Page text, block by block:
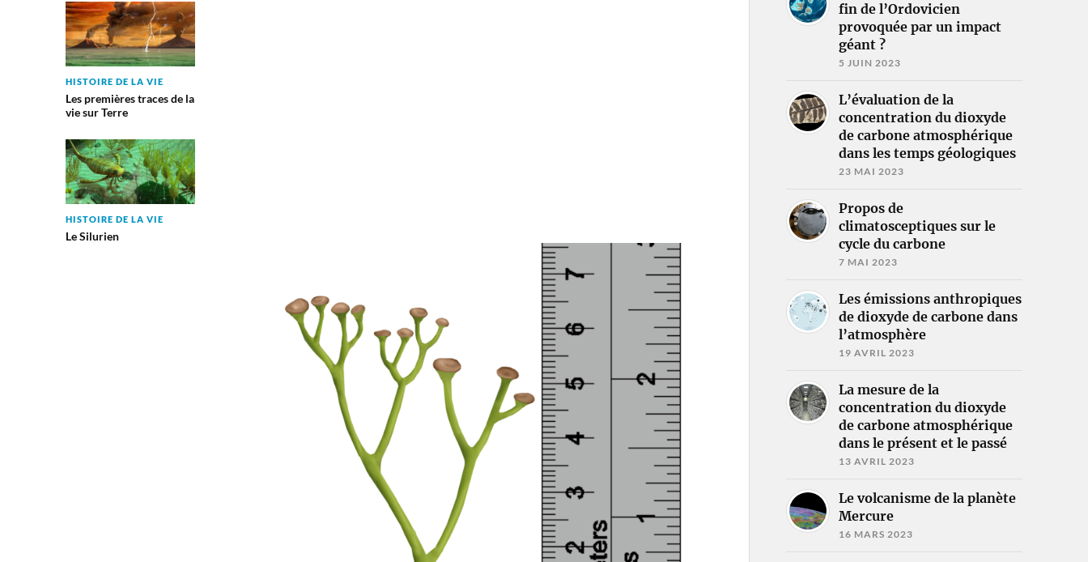
HISTOIRE DE LA VIE
Les premières traces de la
vie sur Terre
HISTOIRE DE LA VIE
Le Silurien
fin de l’Ordovicien
provoquée par un impact
géant ?
5 JUIN 2023
L’évaluation de la
concentration du dioxyde
de carbone atmosphérique
dans les temps géologiques
23 MAI 2023
Propos de
climatosceptiques sur le
cycle du carbone
7 MAI 2023
Les émissions anthropiques
de dioxyde de carbone dans
l’atmosphère
19 AVRIL 2023
La mesure de la
concentration du dioxyde
de carbone atmosphérique
dans le présent et le passé
13 AVRIL 2023
Le volcanisme de la planète
Mercure
16 MARS 2023